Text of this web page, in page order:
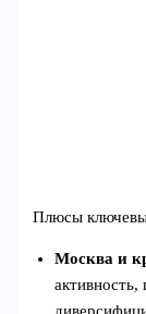
Плюсы
Москва и